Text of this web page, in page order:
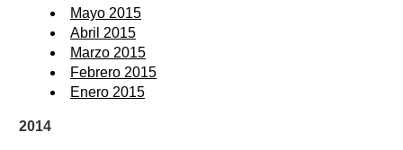
Mayo 2015
Abril 2015
Marzo 2015
Febrero 2015
Enero 2015
2014